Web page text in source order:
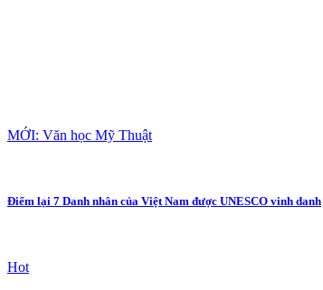
MỚI: Văn học Mỹ Thuật
Điểm lại 7 Danh nhân của Việt Nam được UNESCO vinh danh
Hot